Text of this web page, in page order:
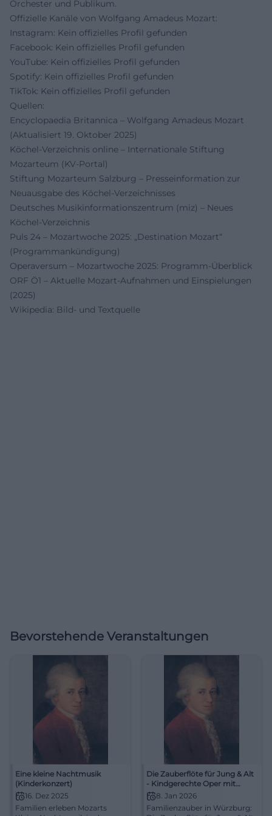
Orchester und Publikum.
Offizielle Kanäle von Wolfgang Amadeus Mozart:
Instagram: Kein offizielles Profil gefunden
Facebook: Kein offizielles Profil gefunden
YouTube: Kein offizielles Profil gefunden
Spotify: Kein offizielles Profil gefunden
TikTok: Kein offizielles Profil gefunden
Quellen:
Encyclopaedia Britannica – Wolfgang Amadeus Mozart
(Aktualisiert 19. Oktober 2025)
Köchel-Verzeichnis online – Internationale Stiftung
Mozarteum (KV-Portal)
Stiftung Mozarteum Salzburg – Presseinformation zur
Neuausgabe des Köchel-Verzeichnisses
Deutsches Musikinformationszentrum (miz) – Neues
Köchel-Verzeichnis
Puls 24 – Mozartwoche 2025: „Destination Mozart“
(Programmankündigung)
Operaversum – Mozartwoche 2025: Programm-Überblick
ORF Ö1 – Aktuelle Mozart-Aufnahmen und Einspielungen
(2025)
Wikipedia: Bild- und Textquelle
Bevorstehende Veranstaltungen
Eine kleine Nachtmusik
(Kinderkonzert)
16. Dez 2025
Familien erleben Mozarts
Die Zauberflöte für Jung & Alt
- Kindgerechte Oper mit
Erzähler
8. Jan 2026
Familienzauber in Würzburg: